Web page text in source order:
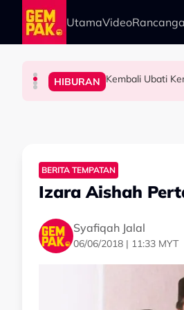
Skip to main content
UtamaVideo
SELEBRITI Atta Halilintar
HIBURAN Kembali Ubati
HIBURAN M. Nasir Pilih
HIBURAN M. Nasir Pilih
BERITA TEMPATAN
Izara Aishah
Syafiqah Jalal
06/06/2018 | 11:33 MYT